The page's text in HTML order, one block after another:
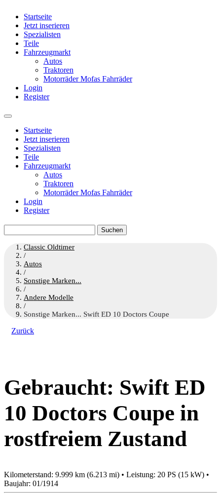
Startseite
Jetzt inserieren
Spezialisten
Teile
Fahrzeugmarkt
Autos
Traktoren
Motorräder Mofas Fahrräder
Login
Register
Startseite
Jetzt inserieren
Spezialisten
Teile
Fahrzeugmarkt
Autos
Traktoren
Motorräder Mofas Fahrräder
Login
Register
nach:
Classic Oldtimer
/
Autos
/
Sonstige Marken...
/
Andere Modelle
/
Sonstige Marken... Swift ED 10 Doctors Coupe
Zurück
Gebraucht: Swift ED
10 Doctors Coupe in
rostfreiem Zustand
Kilometerstand: 9.999 km (6.213 mi) • Leistung: 20 PS (15 kW) •
Baujahr: 01/1914